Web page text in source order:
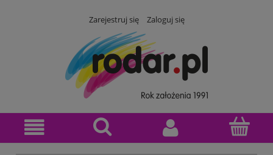
Zarejestruj się Zaloguj się